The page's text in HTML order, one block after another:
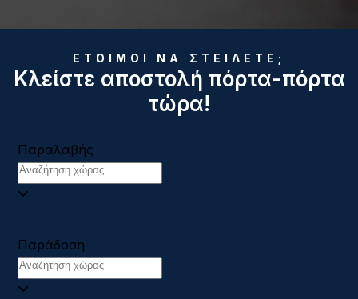
ΕΤΟΙΜΟΙ ΝΑ ΣΤΕΙΛΕΤΕ;
Κλείστε αποστολή πόρτα-πόρτα
τώρα!
Παραλαβής
Παράδοση